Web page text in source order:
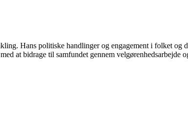
Hans politiske handlinger og engagement i folket og
at bidrage til samfundet gennem velgørenhedsarbejde